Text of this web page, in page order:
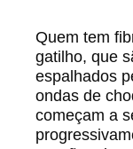
Quem tem
gatilho, que
espalhados
ondas de
começam a